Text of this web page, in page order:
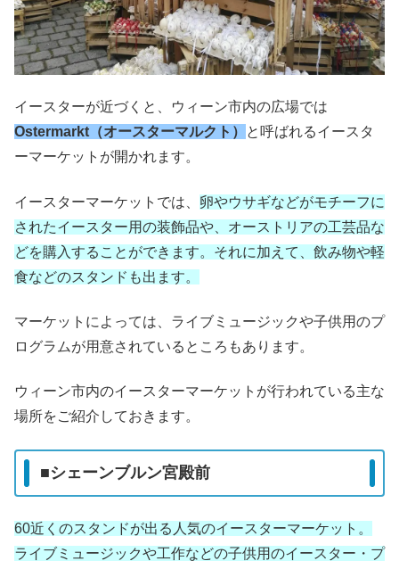
イースターが近づくと、ウィーン市内の広場では
Ostermarkt（オースターマルクト）
と呼ばれるイースタ
ーマーケットが開かれます。
イースターマーケットでは、 卵やウサギなどがモチーフに
されたイースター用の装飾品や、オーストリアの工芸品な
どを購入することができます。それに加えて、飲み物や軽
食などのスタンドも出ます。
マーケットによっては、ライブミュージックや子供用のプ
ログラムが用意されているところもあります。
ウィーン市内のイースターマーケットが行われている主な
場所をご紹介しておきます。
■シェーンブルン宮殿前
60近くのスタンドが出る人気のイースターマーケット。
ライブミュージックや工作などの子供用のイースター・プ